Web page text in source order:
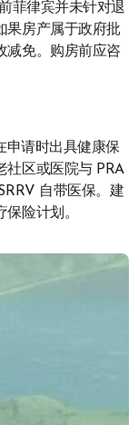
菲律宾并未针对退
果房产属于政府批
减免。购房前应咨
申请时出具健康保
社区或医院与 PRA
自带医保。建
险计划。